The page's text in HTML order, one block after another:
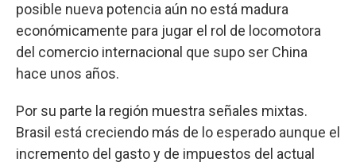
posible nueva potencia aún no está madura
económicamente para jugar el rol de locomotora
del comercio internacional que supo ser China
hace unos años.
Por su parte la región muestra señales mixtas.
Brasil está creciendo más de lo esperado aunque el
incremento del gasto y de impuestos del actual